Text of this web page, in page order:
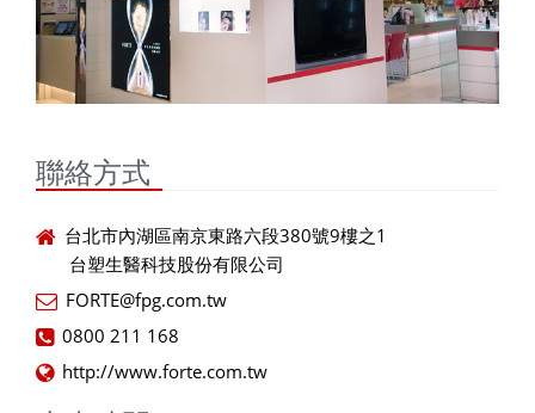
聯絡方式
台北市內湖區南京東路六段380號9樓之1
台塑生醫科技股份有限公司
FORTE@fpg.com.tw
0800 211 168
http://www.forte.com.tw